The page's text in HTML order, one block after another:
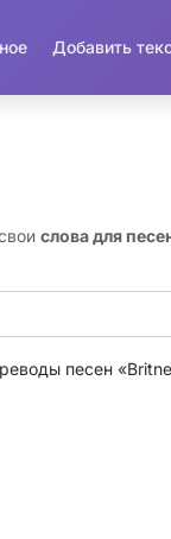
Добавить
слова для
песен